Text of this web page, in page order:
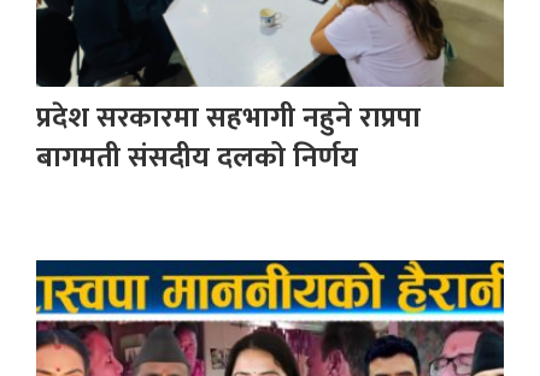
प्रदेश सरकारमा सहभागी नहुने राप्रपा
बागमती संसदीय दलको निर्णय